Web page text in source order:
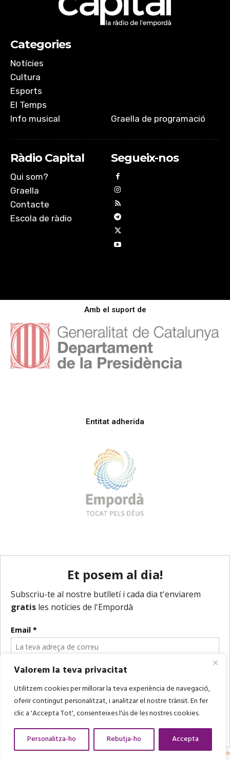
Valorem la teva privacitat
Utilitzem cookies per millorar la teva experiència de navegació,
oferir contingut personalitzat, i analitzar el nostre trànsit. En fer
clic a 'Accepta Tot', consenteixes l'ús de les nostres cookies.
Personalitza-ho Rebutja-ho Accepta
Categories
Notícies
Cultura
Esports
El Temps
Info musical
Graella de programació
Ràdio Capital
Qui som?
Graella
Contacte
Escola de ràdio
Segueix-nos
Amb el suport de
Entitat adherida